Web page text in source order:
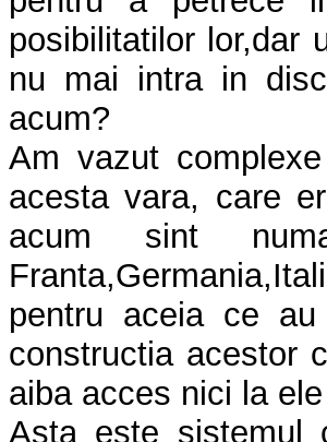
posibilitatilor lor,dar
nu mai intra in
acum?
Am vazut
acesta vara, care
acum sint
pentru aceia ce
constructia acestor
aiba acces nici la
Asta este sistemul